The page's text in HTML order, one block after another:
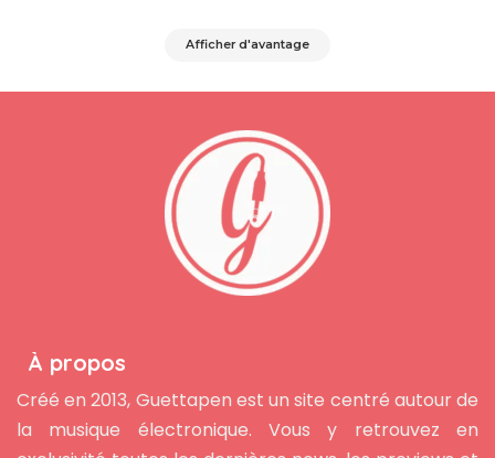
Afficher d'avantage
À propos
Créé en 2013, Guettapen est un site centré autour de
la musique électronique. Vous y retrouvez en